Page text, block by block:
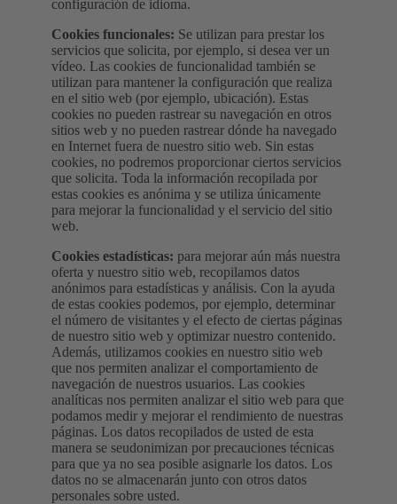
configuración de idioma.
Cookies funcionales: Se utilizan para prestar los
servicios que solicita, por ejemplo, si desea ver un
vídeo. Las cookies de funcionalidad también se
utilizan para mantener la configuración que realiza
en el sitio web (por ejemplo, ubicación). Estas
cookies no pueden rastrear su navegación en otros
sitios web y no pueden rastrear dónde ha navegado
en Internet fuera de nuestro sitio web. Sin estas
cookies, no podremos proporcionar ciertos servicios
que solicita. Toda la información recopilada por
estas cookies es anónima y se utiliza únicamente
para mejorar la funcionalidad y el servicio del sitio
web.
Cookies estadísticas: para mejorar aún más nuestra
oferta y nuestro sitio web, recopilamos datos
anónimos para estadísticas y análisis. Con la ayuda
de estas cookies podemos, por ejemplo, determinar
el número de visitantes y el efecto de ciertas páginas
de nuestro sitio web y optimizar nuestro contenido.
Además, utilizamos cookies en nuestro sitio web
que nos permiten analizar el comportamiento de
navegación de nuestros usuarios. Las cookies
analíticas nos permiten analizar el sitio web para que
podamos medir y mejorar el rendimiento de nuestras
páginas. Los datos recopilados de usted de esta
manera se seudonimizan por precauciones técnicas
para que ya no sea posible asignarle los datos. Los
datos no se almacenarán junto con otros datos
personales sobre usted.